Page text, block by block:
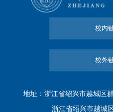
校内
校外
地址：浙江省绍兴市越城区
浙江省绍兴市越城